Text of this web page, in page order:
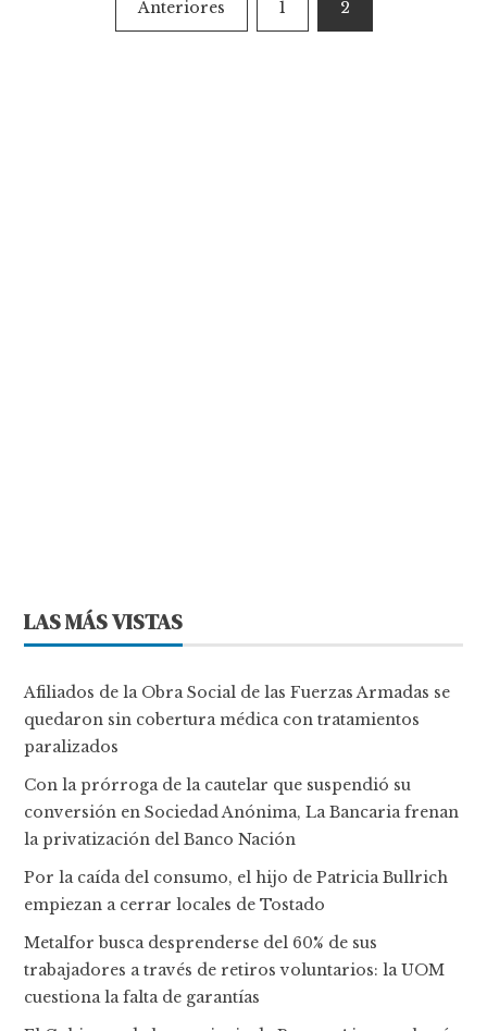
Anteriores 1 2
LAS MÁS VISTAS
Afiliados de la Obra Social de las Fuerzas Armadas se
quedaron sin cobertura médica con tratamientos
paralizados
Con la prórroga de la cautelar que suspendió su
conversión en Sociedad Anónima, La Bancaria frenan
la privatización del Banco Nación
Por la caída del consumo, el hijo de Patricia Bullrich
empiezan a cerrar locales de Tostado
Metalfor busca desprenderse del 60% de sus
trabajadores a través de retiros voluntarios: la UOM
cuestiona la falta de garantías